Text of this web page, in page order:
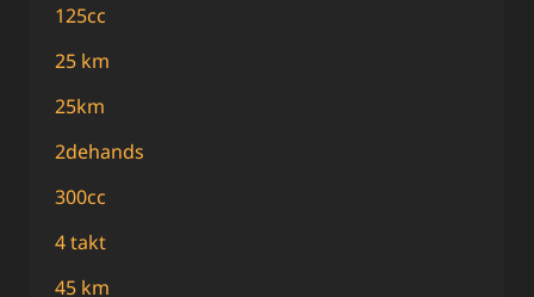
125cc
25 km
25km
2dehands
300cc
4 takt
45 km